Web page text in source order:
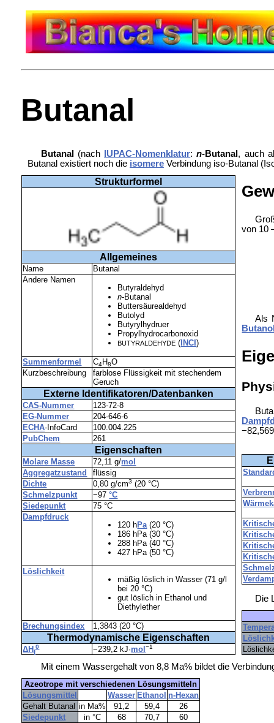
Butanal
Butanal (nach IUPAC-Nomenklatur:n-Butanal , auch
Butanal existiert noch die isomereVerbindung iso-Butanal
Strukturformel
Allgemeines
Name
Butanal
Andere Namen
Butyraldehyd
n-Butanal
Buttersäurealdehyd
Butolyd
Butyrylhydruer
Propylhydrocarbonoxid
BUTYRALDEHYDE ( INCI)
Summenformel C4H8O
Kurzbeschreibung
farblose Flüssigkeit mit stechendem
Geruch
Externe Identifikatoren/Datenbanken
CAS-Nummer
123-72-8
EG-Nummer
204-646-6
ECHA-InfoCard
100.004.225
PubChem
261
Eigenschaften
Molare Masse 72,11 g/mol
Aggregatzustand
flüssig
Dichte
0,80 g/cm3 (20 °C)
Schmelzpunkt
−97°C
Siedepunkt
75 °C
Dampfdruck
120 hPa(20 °C)
186 hPa (30 °C)
288 hPa (40 °C)
427 hPa (50 °C)
Löslichkeit
mäßig löslich in Wasser (71 g/l
bei 20 °C)
gut löslich in Ethanol und
Diethylether
Brechungsindex 1,3843 (20 °C)
Thermodynamische Eigenschaften
ΔHf
0 −239,2 kJ·mol−1
von 10
Als
Die
Mit einem Wassergehalt von 8,8 Ma% bildet die
Azeotrope mit verschiedenen Lösungsmitteln
Lösungsmittel
Wasser Ethanol n-Hexan
Gehalt Butanal in Ma% 91,2 59,4
26
Siedepunkt
in °C 68 70,7 60